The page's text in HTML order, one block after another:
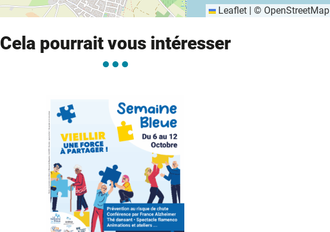
Leaflet | © OpenStreetMap
Cela pourrait vous intéresser